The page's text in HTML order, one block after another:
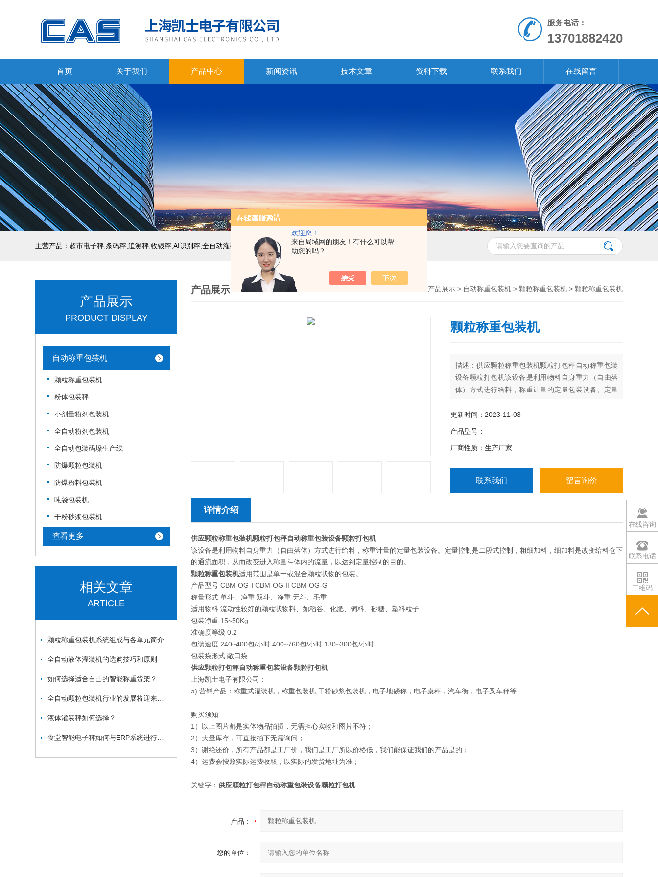
欢迎您！
来自局域网的朋友！有什么可以帮
助您的吗？
服务电话：
13701882420
首页 关于我们 产品中心 新闻资讯 技术文章 资料下载 联系我们 在线留言
主营产品：超市电子秤,条码秤,追溯秤,收银秤,AI识别秤,全自动灌装机设备,液体灌装生产线
产品展示
PRODUCT DISPLAY
自动称重包装机
颗粒称重包装机
粉体包装秤
小剂量粉剂包装机
全自动粉剂包装机
全自动包装码垛生产线
防爆颗粒包装机
防爆粉料包装机
吨袋包装机
干粉砂浆包装机
查看更多
相关文章
ARTICLE
颗粒称重包装机系统组成与各单元简介
全自动液体灌装机的选购技巧和原则
如何选择适合自己的智能称重货架？
液体灌装秤如何选择？
产品展示 产品展示 > 自动称重包装机 > 颗粒称重包装机 > 颗粒称重包装机
颗粒称重包装机
描述：供应颗粒称重包装机颗粒打包秤自动称重包装
设备颗粒打包机该设备是利用物料自身重力（自由落
体）方式进行给料，称重计量的定量包装设备。定量
下的通流面积，从而改变进入称量斗体内的流量，以
达到定量控制的目的。适用范围是单一或混合颗粒状
更新时间：2023-11-03
产品型号：
厂商性质：生产厂家
联系我们 留言询价
详情介绍
供应颗粒称重包装机颗粒打包秤自动称重包装设备颗粒打包机
该设备是利用物料自身重力（自由落体）方式进行给料，称重计量的定量包装设备。定量控制是二段式控制，粗细加料，细加料是改变给料仓下
的通流面积，从而改变进入称量斗体内的流量，以达到定量控制的目的。
颗粒称重包装机适用范围是单一或混合颗粒状物的包装。
产品型号 CBM-OG-Ⅰ CBM-OG-Ⅱ CBM-OG-G
称量形式 单斗、净重 双斗、净重 无斗、毛重
适用物料 流动性较好的颗粒状物料、如稻谷、化肥、饲料、砂糖、塑料粒子
包装净重 15~50Kg
准确度等级 0.2
包装速度 240~400包/小时 400~760包/小时 180~300包/小时
包装袋形式 敞口袋
供应颗粒打包秤自动称重包装设备颗粒打包机
上海凯士电子有限公司：
a) 营销产品：称重式灌装机，称重包装机,干粉砂浆包装机，电子地磅称，电子桌秤，汽车衡，电子叉车秤等
购买须知
1）以上图片都是实体物品拍摄，无需担心实物和图片不符；
2）大量库存，可直接拍下无需询问；
3）谢绝还价，所有产品都是工厂价，我们是工厂所以价格低，我们能保证我们的产品是的；
4）运费会按照实际运费收取，以实际的发货地址为准；
关键字： 供应颗粒打包秤自动称重包装设备颗粒打包机
产品：
您的单位：
在线咨询
联系电话
二维码